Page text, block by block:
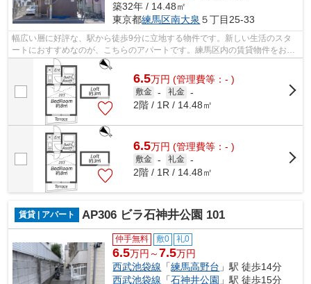
築32年 / 14.48㎡
東京都練馬区南大泉 ５丁目25-33
幅広い層に好評な、駅から徒歩9分に立地する物件です。新しい生活のスタ
ートにおすすめなのが、こちらのアパートです。練馬区内の賃貸物件をお探
しなら、保谷周辺はいかがですか。ご要...
6.5万円 (管理費等：- )
敷金 - 礼金 -
2階 / 1R / 14.48㎡
6.5万円 (管理費等：- )
敷金 - 礼金 -
2階 / 1R / 14.48㎡
賃貸 | アパート AP306 ビラ石神井公園 101
仲手無料 敷0 礼0
6.5万円～7.5万円
西武池袋線 「練馬高野台 」駅 徒歩14分
西武池袋線 「石神井公園 」駅 徒歩15分